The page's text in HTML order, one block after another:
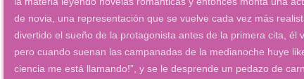
de novia, una representación que se vuelve cada vez más
divertido el sueño de la protagonista antes de la primera cita, él
pero cuando suenan las campanadas de la medianoche huye
ciencia me está llamando!”, y se le desprende un pedazo de